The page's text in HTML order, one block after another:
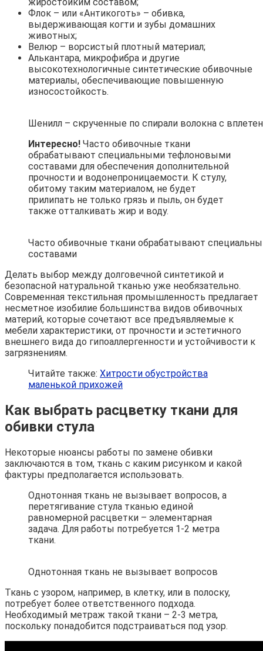
жиростойким составом;
Флок – или «Антикоготь» – обивка,
выдерживающая когти и зубы домашних
животных;
Велюр – ворсистый плотный материал;
Алькантара, микрофибра и другие
высокотехнологичные синтетические обивочные
материалы, обеспечивающие повышенную
износостойкость.
Шенилл – скрученные по спирали волокна с
Интересно! Часто обивочные ткани
обрабатывают специальными тефлоновыми
составами для обеспечения дополнительной
прочности и водонепроницаемости. К стулу,
обитому таким материалом, не будет
прилипать не только грязь и пыль, он будет
также отталкивать жир и воду.
Часто обивочные ткани обрабатывают
составами
Делать выбор между долговечной синтетикой и
безопасной натуральной тканью уже необязательно.
Современная текстильная промышленность предлагает
несметное изобилие большинства видов обивочных
материй, которые сочетают все предъявляемые к
мебели характеристики, от прочности и эстетичного
внешнего вида до гипоаллергенности и устойчивости к
загрязнениям.
Читайте также: Хитрости обустройства
маленькой прихожей
Как выбрать расцветку ткани для
обивки стула
Некоторые нюансы работы по замене обивки
заключаются в том, ткань с каким рисунком и какой
фактуры предполагается использовать.
Однотонная ткань не вызывает вопросов, а
перетягивание стула тканью единой
равномерной расцветки – элементарная
задача. Для работы потребуется 1-2 метра
ткани.
Однотонная ткань не вызывает вопросов
Ткань с узором, например, в клетку, или в полоску,
потребует более ответственного подхода.
Необходимый метраж такой ткани – 2-3 метра,
поскольку понадобится подстраиваться под узор.